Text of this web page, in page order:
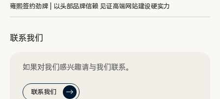
雍熙签约劲牌 | 以头部品牌信赖 见证高端网站建设硬实力
联系我们
如果对我们感兴趣请与我们联系。
联系我们